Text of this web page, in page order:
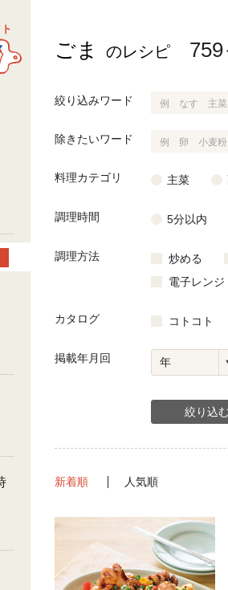
ごま のレシピ 759
絞り込みワード
除きたいワード
料理カテゴリ 主菜
調理時間 5分以内
調理方法 炒める
電子レンジ
カタログ コトコト
掲載年月回
新着順 人気順
ひとさじの
がんばらな
有賀薫さんのスープ
牛肉
主菜
コトコト
yumyumいっしょごはん
ぷれーんぺいじ
乾物屋さん